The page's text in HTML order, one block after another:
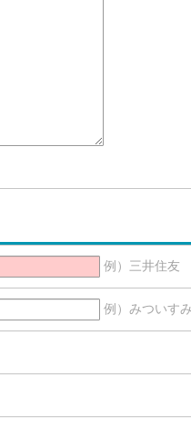
例）三井住友
例）みついす